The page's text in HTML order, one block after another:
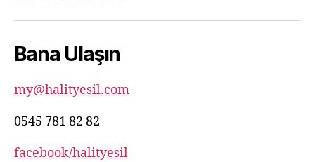
82
Bana Ulaşın
my@halityesil.com
0545 781 82 82
facebook/halityesil